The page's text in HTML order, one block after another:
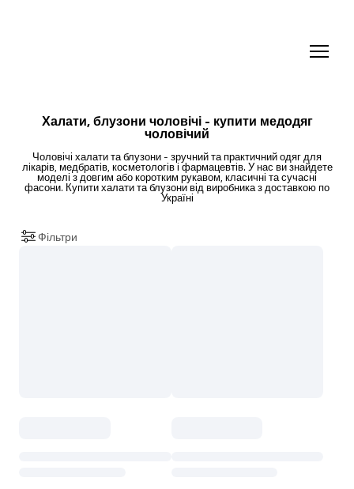
Халати, блузони чоловічі - купити медодяг
чоловічий
Чоловічі халати та блузони - зручний та практичний одяг для
лікарів, медбратів, косметологів і фармацевтів. У нас ви знайдете
моделі з довгим або коротким рукавом, класичні та сучасні
фасони. Купити халати та блузони від виробника з доставкою по
Україні
Фільтри